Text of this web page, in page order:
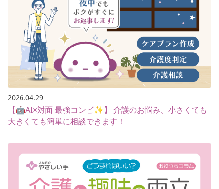
2026.04.29
【🤖AI×対面 最強コンビ✨】 介護のお悩み、小さくても
大きくても簡単に相談できます！